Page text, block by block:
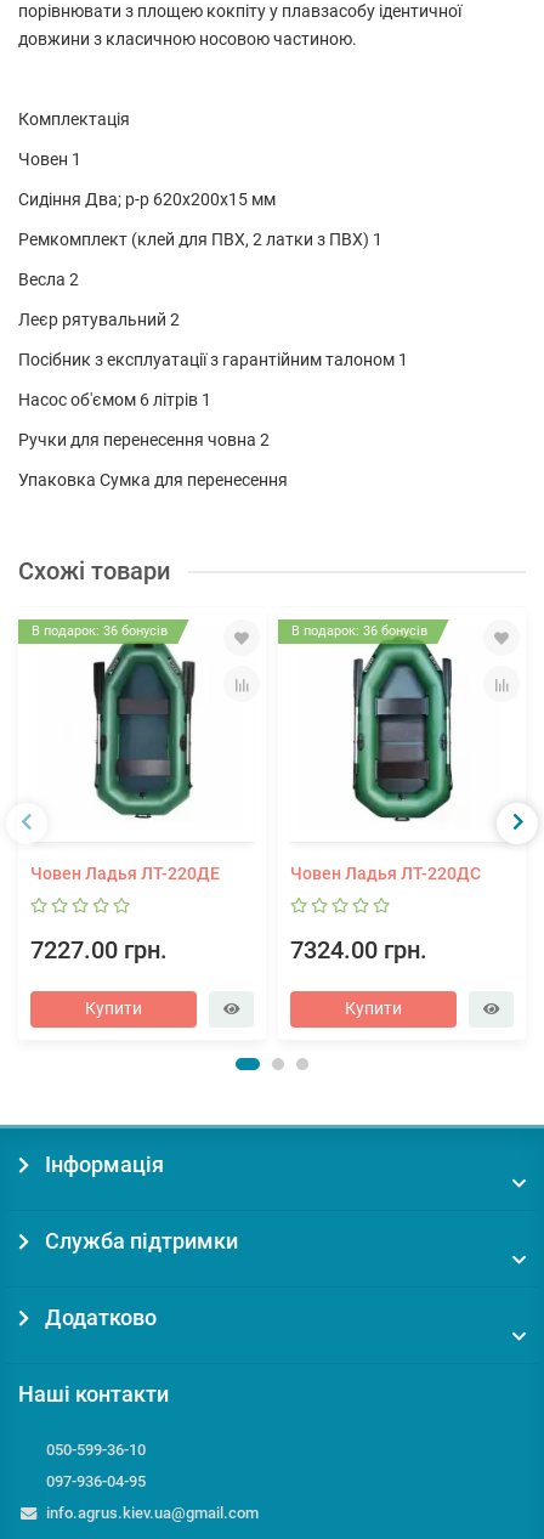
порівнювати з площею кокпіту у плавзасобу ідентичної
довжини з класичною носовою частиною.
Комплектація
Човен 1
Сидіння Два; р-р 620х200х15 мм
Ремкомплект (клей для ПВХ, 2 латки з ПВХ) 1
Весла 2
Леєр рятувальний 2
Посібник з експлуатації з гарантійним талоном 1
Насос об'ємом 6 літрів 1
Ручки для перенесення човна 2
Упаковка Сумка для перенесення
Схожі товари
В подарок: 36 бонусів
Човен Ладья ЛТ-220ДЕ
7227.00 грн.
Купити
В подарок: 36 бонусів
Човен Ладья ЛТ-220ДС
7324.00 грн.
Купити
Інформація
Служба підтримки
Додатково
Наші контакти
050-599-36-10
097-936-04-95
info.agrus.kiev.ua@gmail.com